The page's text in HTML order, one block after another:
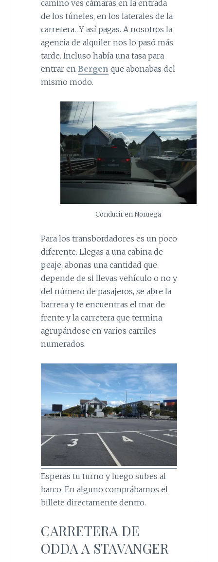
camino ves cámaras en la entrada
de los túneles, en los laterales de la
carretera…Y así pagas. A nosotros la
agencia de alquiler nos lo pasó más
tarde. Incluso había una tasa para
entrar en Bergen que abonabas del
mismo modo.
Conducir en Noruega
Para los transbordadores es un poco
diferente. Llegas a una cabina de
peaje, abonas una cantidad que
depende de si llevas vehículo o no y
del número de pasajeros, se abre la
barrera y te encuentras el mar de
frente y la carretera que termina
agrupándose en varios carriles
numerados.
Esperas tu turno y luego subes al
barco. En alguno comprábamos el
billete directamente dentro.
CARRETERA DE
ODDA A STAVANGER